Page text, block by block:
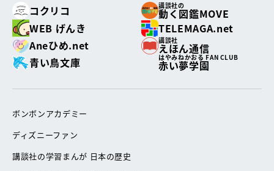
コクリコ
講談社の
動く図鑑MOVE
WEB げんき
TELEMAGA.net
Aneひめ.net
講談社
えほん通信
青い鳥文庫
はやみねかおる FAN CLUB
赤い夢学園
ボンボンアカデミー
ディズニーファン
講談社の学習まんが 日本の歴史